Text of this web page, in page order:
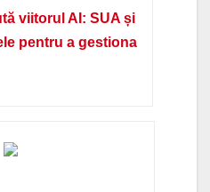
viitorul AI: SUA și
pentru a gestiona